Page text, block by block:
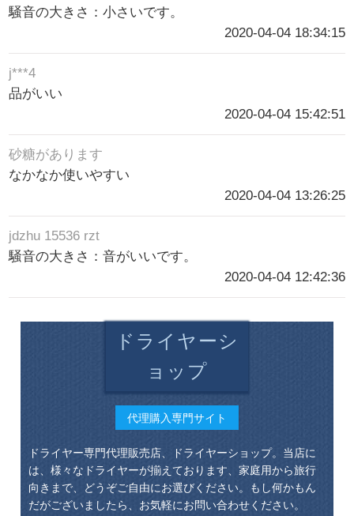
騒音の大きさ：小さいです。
2020-04-04 18:34:15
j***4
品がいい
2020-04-04 15:42:51
砂糖があります
なかなか使いやすい
2020-04-04 13:26:25
jdzhu 15536 rzt
騒音の大きさ：音がいいです。
2020-04-04 12:42:36
ドライヤーシ
ョップ
代理購入専門サイト
ドライヤー専門代理販売店、ドライヤーショップ。当店に
は、様々なドライヤーが揃えております、家庭用から旅行
向きまで、どうぞご自由にお選びください。もし何かもん
だがございましたら、お気軽にお問い合わせください。